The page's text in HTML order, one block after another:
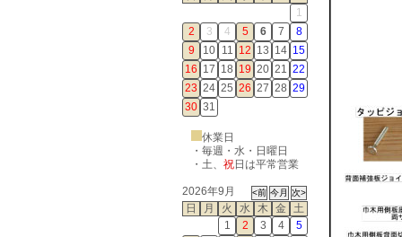
1
2
3 4 5 6 7
8
9
10 11 12 13 14 15
16 17 18 19 20 21 22
23 24 25 26 27 28 29
30 31
休業日
・毎週・水・日曜日
・ 土、 祝日は平常営業
2026年9月
日
月 火 水 木 金
土
1
2 3 4
5